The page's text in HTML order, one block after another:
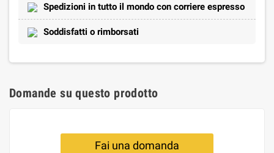
Spedizioni in tutto il mondo con corriere espresso
Soddisfatti o rimborsati
Domande su questo prodotto
Fai una domanda